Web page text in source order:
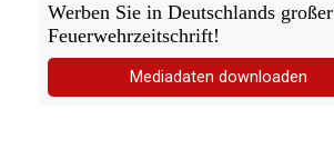
Werben Sie in Deutschlands großer
Feuerwehrzeitschrift!
Mediadaten downloaden